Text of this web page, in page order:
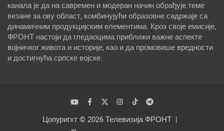
канала је да на савремен и модеран начин обрађује теме
везане за ову област, комбинујући образовне садржаје са
динамичним продукцијским елементима. Кроз своје емисије,
ФРОНТ настоји да гледаоцима приближи важне аспекте
војничког живота и историје, као и да промовише вредности
и достигнућа српске војске.
Цопyригхт © 2026 Телевизија ФРОНТ